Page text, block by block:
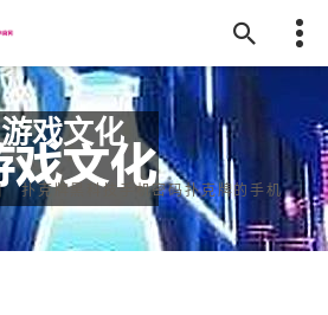
游戏文化
扑克牌黑科技手机密码扑克牌的手机